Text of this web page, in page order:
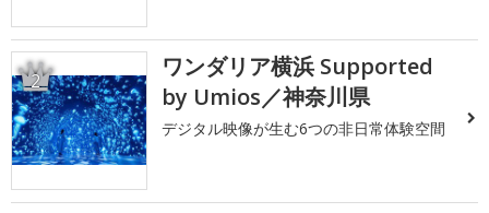
2
ワンダリア横浜 Supported
by Umios／神奈川県
デジタル映像が生む6つの非日常体験空間